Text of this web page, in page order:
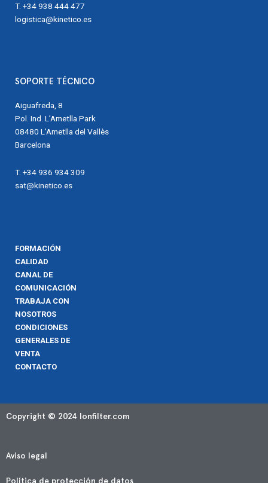
T. +34 938 444 477
logistica@kinetico.es
SOPORTE TÉCNICO
Aiguafreda, 8
Pol. Ind. L’Ametlla Park
08480 L’Ametlla del Vallès
Barcelona
T. +34 936 934 309
sat@kinetico.es
FORMACIÓN
CALIDAD
CANAL DE
COMUNICACIÓN
TRABAJA CON
NOSOTROS
CONDICIONES
GENERALES DE
VENTA
CONTACTO
Copyright © 2024 Ionfilter.com
Aviso legal
Política de protección de datos